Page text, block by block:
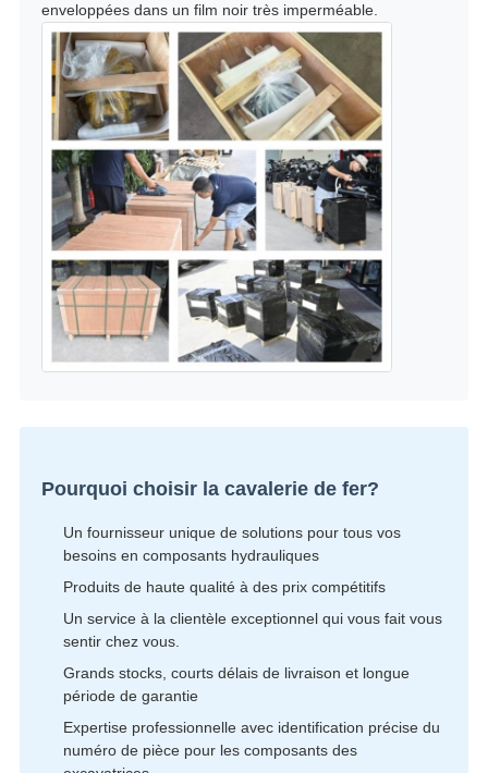
enveloppées dans un film noir très imperméable.
Pourquoi choisir la cavalerie de fer?
Un fournisseur unique de solutions pour tous vos
besoins en composants hydrauliques
Produits de haute qualité à des prix compétitifs
Un service à la clientèle exceptionnel qui vous fait vous
sentir chez vous.
Grands stocks, courts délais de livraison et longue
période de garantie
Expertise professionnelle avec identification précise du
numéro de pièce pour les composants des